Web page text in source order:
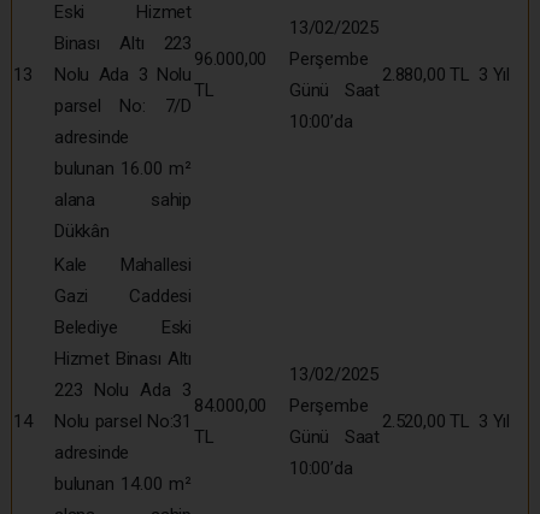
13
Eski Hizmet
Binası Altı 223
Nolu Ada 3 Nolu
parsel No: 7/D
adresinde
bulunan 16.00 m²
alana sahip
Dükkân
96.000,00
TL
13/02/2025
Perşembe
Günü Saat
10:00’da
2.880,00 TL 3 Yıl
14
Kale Mahallesi
Gazi Caddesi
Belediye Eski
Hizmet Binası Altı
223 Nolu Ada 3
Nolu parsel No:31
adresinde
bulunan 14.00 m²
84.000,00
TL
13/02/2025
Perşembe
Günü Saat
10:00’da
2.520,00 TL 3 Yıl